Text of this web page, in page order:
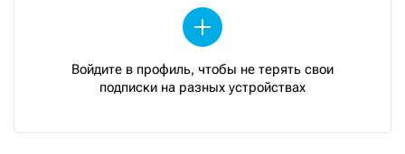
Войдите в профиль, чтобы не терять свои
подписки на разных устройствах